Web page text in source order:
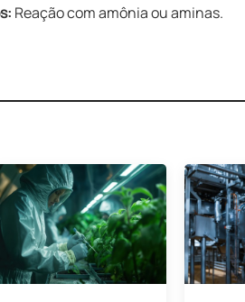
Reação com amônia ou aminas.